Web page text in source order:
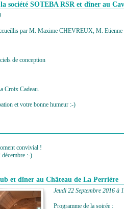
société SOTEBA RSR et dîner au
par M. Maxime CHEVREUX, M. Etienne
de conception
Croix Cadeau.
et votre bonne humeur :-)
convivial !
:-)
et dîner au Château de La Perrière
Jeudi 22 Septembre 2016 à
Programme de la soirée :